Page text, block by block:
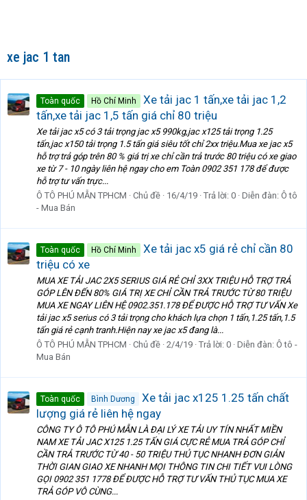
xe jac 1 tan
Toàn quốc Hồ Chí Minh
Xe tải jac 1 tấn,xe tải jac 1,2
tấn,xe tải jac 1,5 tấn giá chỉ 80 triệu
Xe tải jac x5 có 3 tải trọng jac x5 990kg,jac x125 tải trọng 1.25
tấn,jac x150 tải trọng 1.5 tấn giá siêu tốt chỉ 2xx triệu.Mua xe jac x5
hỗ trợ trả góp trên 80 % giá trị xe chỉ cần trả trước 80 triệu có xe giao
xe từ 7 - 10 ngày liên hệ ngay cho em Toàn 0902 351 178 để được
hỗ trợ tư vấn trực...
Ô TÔ PHÚ MẪN TPHCM
Chủ đề 16/4/19 Trả lời: 0 Diễn đàn: Ô tô
- Mua Bán
Toàn quốc Hồ Chí Minh
Xe tải jac x5 giá rẻ chỉ cần 80
triệu có xe
MUA XE TẢI JAC 2X5 SERIUS GIÁ RẺ CHỈ 3XX TRIỆU HỖ TRỢ TRẢ
GÓP LÊN ĐẾN 80% GIÁ TRỊ XE CHỈ CẦN TRẢ TRƯỚC TỪ 80 TRIỆU
MUA XE NGAY LIÊN HỆ 0902.351.178 ĐỂ ĐƯỢC HỖ TRỢ TƯ VẤN Xe
tải jac x5 serius có 3 tải trọng cho khách lựa chọn 1 tấn,1.25 tấn,1.5
tấn giá rẻ cạnh tranh.Hiện nay xe jac x5 đang là...
Ô TÔ PHÚ MẪN TPHCM
Chủ đề 2/4/19 Trả lời: 0 Diễn đàn: Ô tô -
Mua Bán
Toàn quốc Bình Dương
Xe tải jac x125 1.25 tấn chất
lượng giá rẻ liên hệ ngay
CÔNG TY Ô TÔ PHÚ MẪN LÀ ĐẠI LÝ XE TẢI UY TÍN NHẤT MIỀN
NAM XE TẢI JAC X125 1.25 TẤN GIÁ CỰC RẺ MUA TRẢ GÓP CHỈ
CẦN TRẢ TRƯỚC TỪ 40 - 50 TRIỆU THỦ TỤC NHANH ĐƠN GIẢN
THỜI GIAN GIAO XE NHANH MỌI THÔNG TIN CHI TIẾT VUI LÒNG
GỌI 0902 351 1778 ĐỂ ĐƯỢC HỖ TRỢ TƯ VẤN THỦ TỤC MUA XE
TRẢ GÓP VÔ CÙNG...